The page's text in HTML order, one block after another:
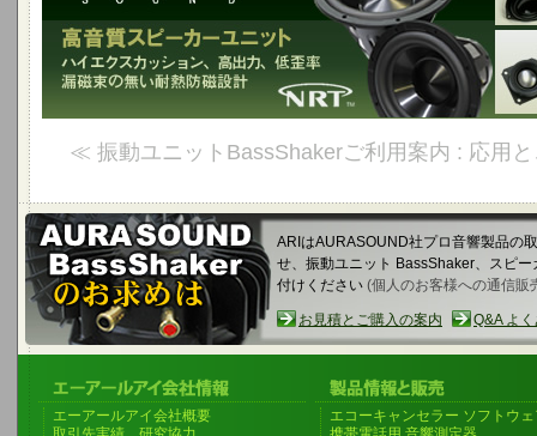
≪ 振動ユニットBassShakerご利用案内 : 応用
ARIはAURASOUND社プロ音響製品の
せ、振動ユニット BassShaker、スピ
付けください (個人のお客様への通信販
お見積とご購入の案内 Q&A よ
エーアールアイ会社概要
エコーキャンセラー ソフトウ